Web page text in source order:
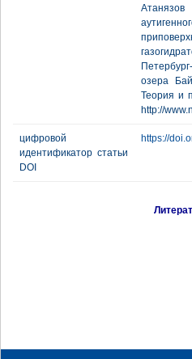
озера
Теория и
http://
цифровой
идентификатор статьи
DOI
https://